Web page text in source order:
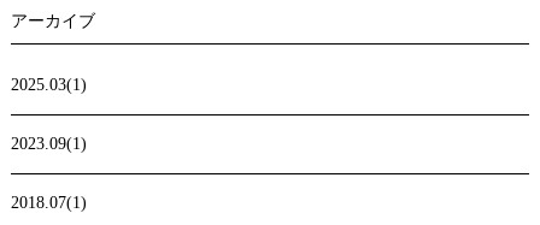
アーカイブ
2025.03(1)
2023.09(1)
2018.07(1)